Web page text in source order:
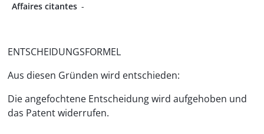
Affaires citantes -
ENTSCHEIDUNGSFORMEL
Aus diesen Gründen wird entschieden:
Die angefochtene Entscheidung wird aufgehoben und
das Patent widerrufen.